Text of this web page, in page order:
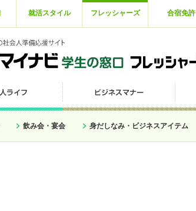
就活スタイル フレッシャーズ 合宿免許
飲み会・宴会 身だしなみ・ビジネスアイテム